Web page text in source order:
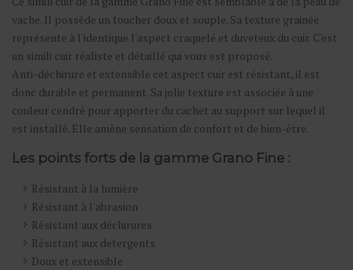
vache. Il possède un toucher doux et souple. Sa texture grainée
représente à l'identique l'aspect craquelé et duveteux du cuir. C'est
un simili cuir réaliste et détaillé qui vous est proposé.
Anti-déchirure et extensible cet aspect cuir est résistant, il est
donc durable et permanent. Sa jolie texture est associée à une
couleur cendré pour apporter du cachet au support sur lequel il
est installé. Elle amène sensation de confort et de bien-être.
Les points forts de la gamme Grano Fine :
Résistant à la lumière
Résistant à l'abrasion
Résistant aux déchirures
Résistant aux detergents
Doux et extensible